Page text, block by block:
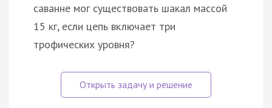
саванне мог существовать шакал массой
15 кг, если цепь включает три
трофических уровня?